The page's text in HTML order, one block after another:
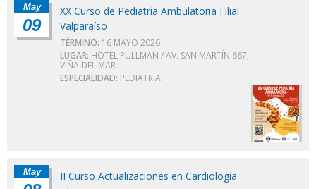
May
09
XX Curso de Pediatría Ambulatoria Filial
Valparaíso
TÉRMINO: 16 MAYO 2026
LUGAR: HOTEL PULLMAN / AV. SAN MARTÍN 667,
VIÑA DEL MAR
ESPECIALIDAD: PEDIATRÍA
May II Curso Actualizaciones en Cardiología